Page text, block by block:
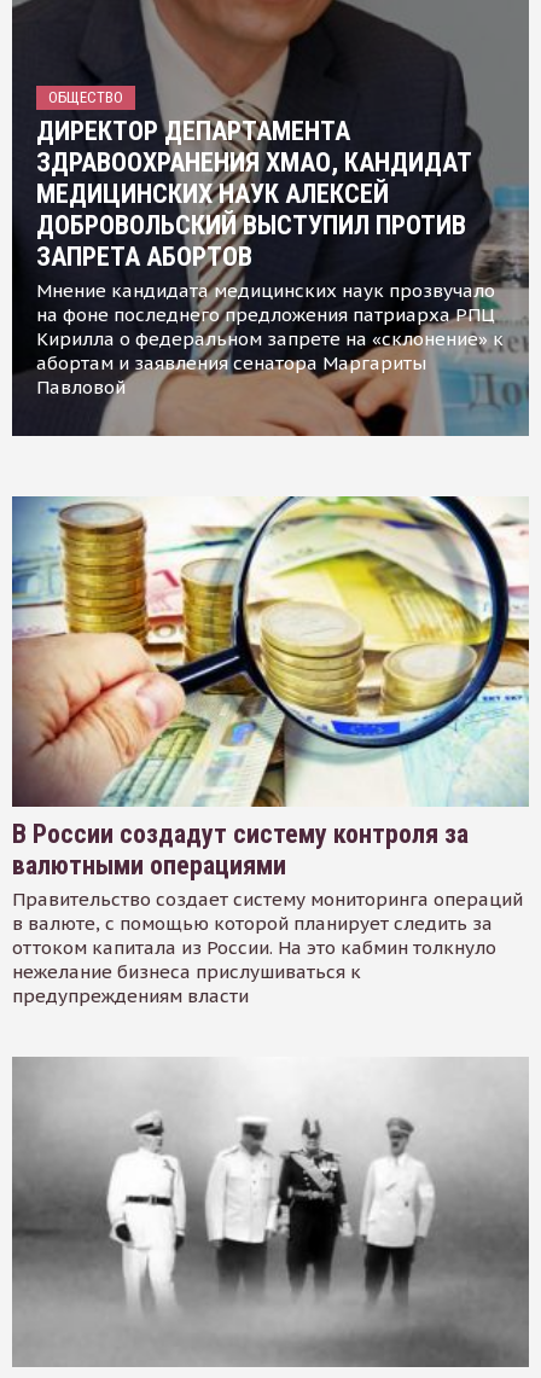
ОБЩЕСТВО
ДИРЕКТОР ДЕПАРТАМЕНТА
ЗДРАВООХРАНЕНИЯ ХМАО, КАНДИДАТ
МЕДИЦИНСКИХ НАУК АЛЕКСЕЙ
ДОБРОВОЛЬСКИЙ ВЫСТУПИЛ ПРОТИВ
ЗАПРЕТА АБОРТОВ
Мнение кандидата медицинских наук прозвучало
на фоне последнего предложения патриарха РПЦ
Кирилла о федеральном запрете на «склонение» к
абортам и заявления сенатора Маргариты
Павловой
В России создадут систему контроля за
валютными операциями
Правительство создает систему мониторинга операций
в валюте, с помощью которой планирует следить за
оттоком капитала из России. На это кабмин толкнуло
нежелание бизнеса прислушиваться к
предупреждениям власти